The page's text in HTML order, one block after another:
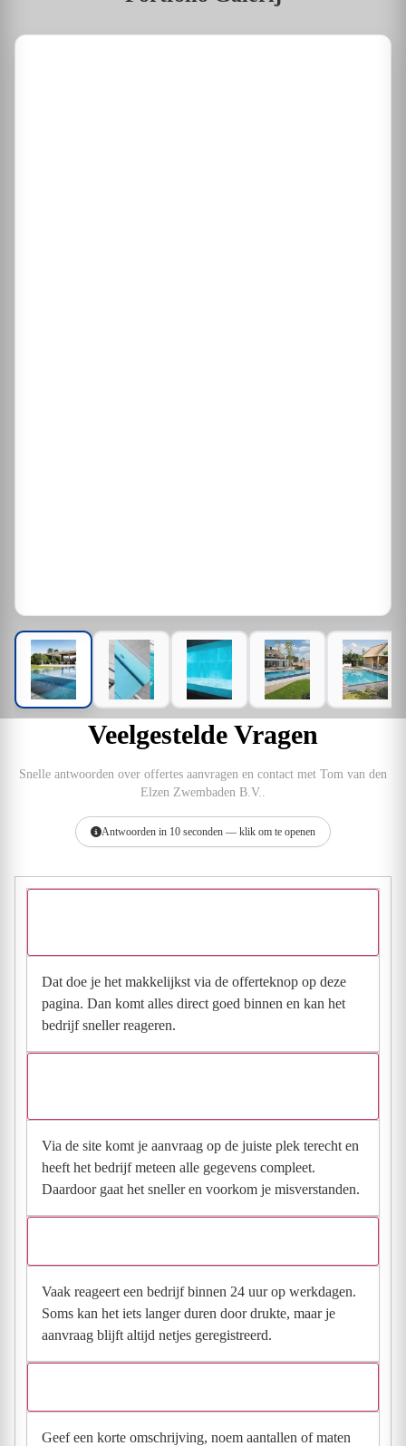
Veelgestelde Vragen
Snelle antwoorden over offertes aanvragen en contact met Tom van den
Elzen Zwembaden B.V..
Antwoorden in 10 seconden — klik om te openen
Dat doe je het makkelijkst via de offerteknop op deze
pagina. Dan komt alles direct goed binnen en kan het
bedrijf sneller reageren.
Via de site komt je aanvraag op de juiste plek terecht en
heeft het bedrijf meteen alle gegevens compleet.
Daardoor gaat het sneller en voorkom je misverstanden.
Vaak reageert een bedrijf binnen 24 uur op werkdagen.
Soms kan het iets langer duren door drukte, maar je
aanvraag blijft altijd netjes geregistreerd.
Geef een korte omschrijving, noem aantallen of maten